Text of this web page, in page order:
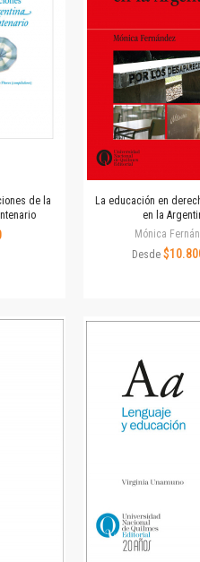
de la
La educación en
en la
Mónica
Desde